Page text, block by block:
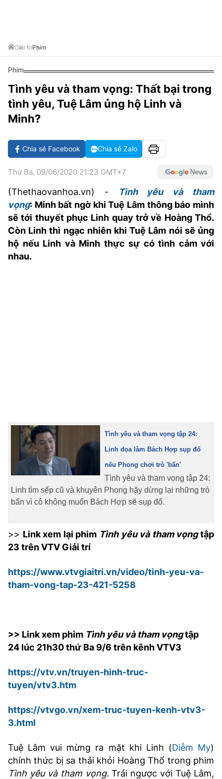
GIẢI TRÍ
CÔNG NGHIỆP VĂN HÓA
X-QUANG TIN ĐỒN
VIẾT LẠI ƯỚC MƠ
PHIM
ÂM NHẠC
KBIZ
DU LỊCH
TIN TỨC
ĐIỂM ĐẾN
ẢNH
ẨM THỰC
THẾ GIỚI SAO
HIGHTECH
TIÊU ĐIỂM - SPOTLIGHT
INFOGRAPHIC
E-MAGAZINE
ẢNH
BÁO GIẤY
TRA CỨU PHƯỜNG XÃ
CỐNG HIẾN
Giải tríPhim
Phim
Tình yêu và tham vọng: Thất bại trong
tình yêu, Tuệ Lâm ủng hộ Linh và
Minh?
Chia sẻ Facebook Chia sẻ Zalo
Thứ Ba, 09/06/2020 21:23 GMT+7
(Thethaovanhoa.vn) -
Tình yêu và tham
vọng: Minh bất ngờ khi Tuệ Lâm thông báo mình
sẽ tới thuyết phục Linh quay trở về Hoàng Thổ.
Còn Linh thì ngạc nhiên khi Tuệ Lâm nói sẽ ủng
hộ nếu Linh và Minh thực sự có tình cảm với
nhau.
Tình yêu và tham vọng tập 24:
Linh dọa làm Bách Hợp sụp đổ
nếu Phong chơi trò 'bẩn'
Tình yêu và tham vọng tập 24:
Linh tìm sếp cũ và khuyên Phong hãy dừng lại những trò
bẩn vì cô không muốn Bách Hợp sẽ sụp đổ.
>> Link xem lại phim Tình yêu và tham vọngtập
23 trên VTV Giải trí
https://www.vtvgiaitri.vn/video/tinh-yeu-va-
tham-vong-tap-23-421-5258
>> Link xem phim Tình yêu và tham vọngtập
24 lúc 21h30 thứ Ba 9/6 trên kênh VTV3
https://vtv.vn/truyen-hinh-truc-
tuyen/vtv3.htm
https://vtvgo.vn/xem-truc-tuyen-kenh-vtv3-
3.html
Tuệ Lâm vui mừng ra mặt khi Linh (Diễm My)
chính thức bị sa thải khỏi Hoàng Thổ trong phim
Tình yêu và tham vọng.Trái ngược với Tuệ Lâm,